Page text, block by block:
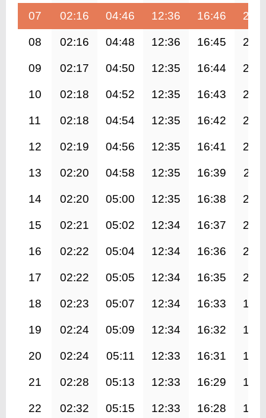
07 02:16 04:46 12:36 16:46
08 02:16 04:48 12:36 16:45
09 02:17 04:50 12:35 16:44
10 02:18 04:52 12:35 16:43
11 02:18 04:54 12:35 16:42
12 02:19 04:56 12:35 16:41
13 02:20 04:58 12:35 16:39
14 02:20 05:00 12:35 16:38
15 02:21 05:02 12:34 16:37
16 02:22 05:04 12:34 16:36
17 02:22 05:05 12:34 16:35
18 02:23 05:07 12:34 16:33
19 02:24 05:09 12:34 16:32
20 02:24 05:11 12:33 16:31
21 02:28 05:13 12:33 16:29
22 02:32 05:15 12:33 16:28